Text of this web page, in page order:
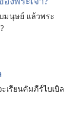
มนุษย์ แล้วพระ
เรียนคัมภีร์ไบเบิล